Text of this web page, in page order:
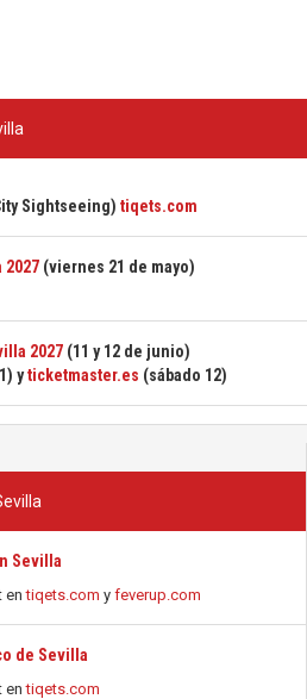
Sevilla
entiqets.com y feverup.com
de Sevilla
entiqets.com
Sightseeing) tiqets.com
2027 (viernes 21 de mayo)
2027 (11 y 12 de junio)
yticketmaster.es (sábado 12)